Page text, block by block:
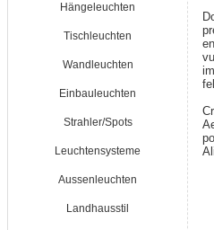
Hängeleuchten
Tischleuchten
Wandleuchten
Einbauleuchten
Strahler/Spots
Leuchtensysteme
Aussenleuchten
Landhausstil